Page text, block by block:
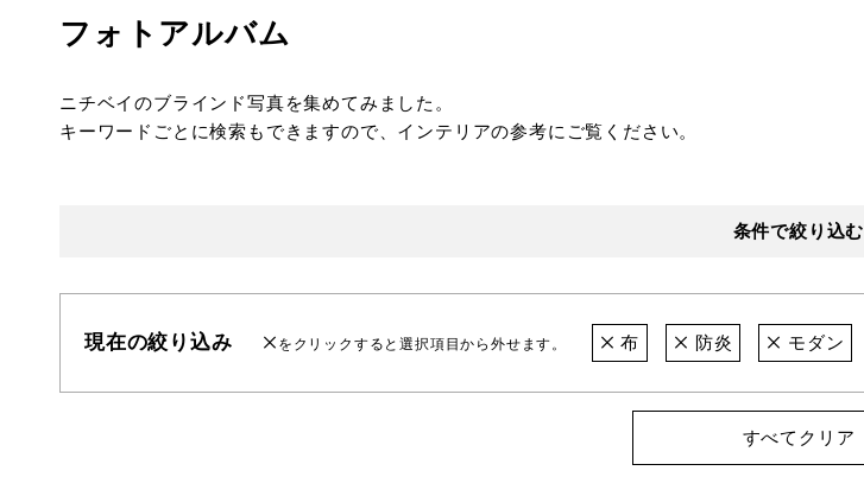
フォトアルバム
ニチベイのブラインド写真を集めてみました。
キーワードごとに検索もできますので、インテリアの参考にご覧ください。
条件で絞り込む
現在の絞り込み をクリックすると選択項目から外せます。 布 防炎 モダン
すべてクリア